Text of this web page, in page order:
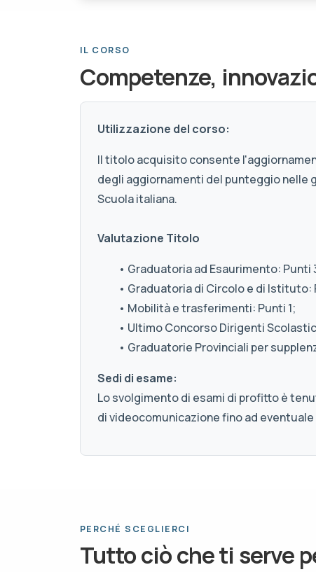
IL CORSO
Competenze,
Utilizzazione del corso:
Il titolo acquisito consente
degli aggiornamenti del punteggio
Scuola italiana.
Valutazione Titolo
• Graduatoria ad Esaurimento: Punti
• Graduatoria di Circolo e di Istituto:
• Mobilità e trasferimenti: Punti 1;
• Ultimo Concorso Dirigenti
• Graduatorie Provinciali per
Sedi di esame:
Lo svolgimento di esami di profitto è
di videocomunicazione fino ad
PERCHÉ SCEGLIERCI
Tutto ciò che ti serve